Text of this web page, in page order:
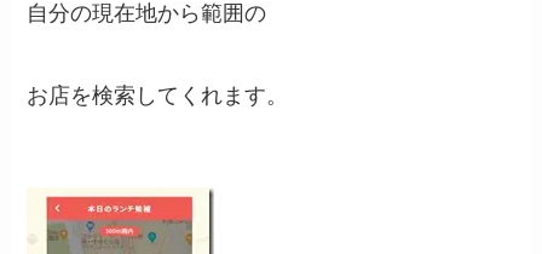
自分の現在地から範囲の
お店を検索してくれます。